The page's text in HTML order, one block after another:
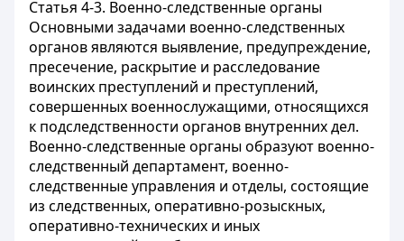
Статья 4-3. Военно-следственные органы
Основными задачами военно-следственных
органов являются выявление, предупреждение,
пресечение, раскрытие и расследование
воинских преступлений и преступлений,
совершенных военнослужащими, относящихся
к подследственности органов внутренних дел.
Военно-следственные органы образуют военно-
следственный департамент, военно-
следственные управления и отделы, состоящие
из следственных, оперативно-розыскных,
оперативно-технических и иных